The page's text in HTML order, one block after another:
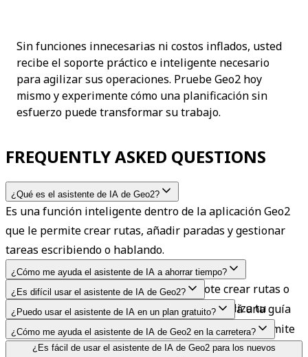
Sin funciones innecesarias ni costos inflados, usted
recibe el soporte práctico e inteligente necesario
para agilizar sus operaciones. Pruebe Geo2 hoy
mismo y experimente cómo una planificación sin
esfuerzo puede transformar su trabajo.
FREQUENTLY ASKED QUESTIONS
¿Qué es el asistente de IA de Geo2?
Es una función inteligente dentro de la aplicación Geo2
que le permite crear rutas, añadir paradas y gestionar
tareas escribiendo o hablando.
¿Cómo me ayuda el asistente de IA a ahorrar tiempo?
Elimina los clics manuales, permitiéndote crear rutas o
asignar conductores en segundos, lo que agiliza tu
planificación diaria.
¿Es difícil usar el asistente de IA de Geo2?
Solo escribe o di lo que necesitas y te ofrecerá una guía
paso a paso sin interrumpir tu flujo de trabajo.
¿Puedo usar el asistente de IA en un plan gratuito?
Sí, los usuarios de los planes Free y Pro tienen un límite
de 10 solicitudes al día. Los usuarios de los planes
¿Cómo me ayuda el asistente de IA de Geo2 en la carretera?
El asistente de IA permite a los usuarios crear rutas y
¿Es fácil de usar el asistente de IA de Geo2 para los nuevos